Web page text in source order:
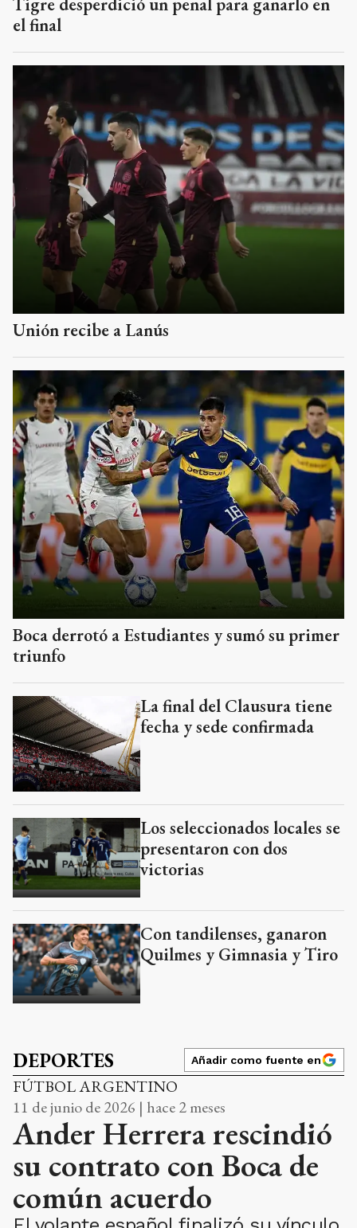
el final
Unión recibe a Lanús
Boca derrotó a Estudiantes y sumó su primer
triunfo
La final del Clausura tiene
fecha y sede confirmada
Los seleccionados locales se
presentaron con dos
victorias
Con tandilenses, ganaron
Quilmes y Gimnasia y Tiro
DEPORTES Añadir como fuente en
FÚTBOL ARGENTINO
11 de junio de 2026 | hace 2 meses
Ander Herrera rescindió
su contrato con Boca de
común acuerdo